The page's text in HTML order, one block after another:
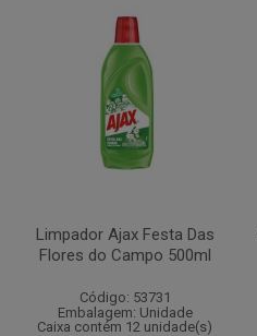
Limpador Ajax Festa Das
Flores do Campo 500ml
Código: 53731
Embalagem: Unidade
Caixa contém 12 unidade(s)